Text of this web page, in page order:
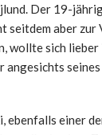
Der 19-
aber
wollte sich lieber
einer